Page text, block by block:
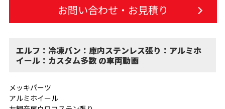
お問い合わせ・お見積り
エルフ：冷凍バン：庫内ステンレス張り：アルミホ
イール：カスタム多数 の車両動画
メッキパーツ
アルミホイール